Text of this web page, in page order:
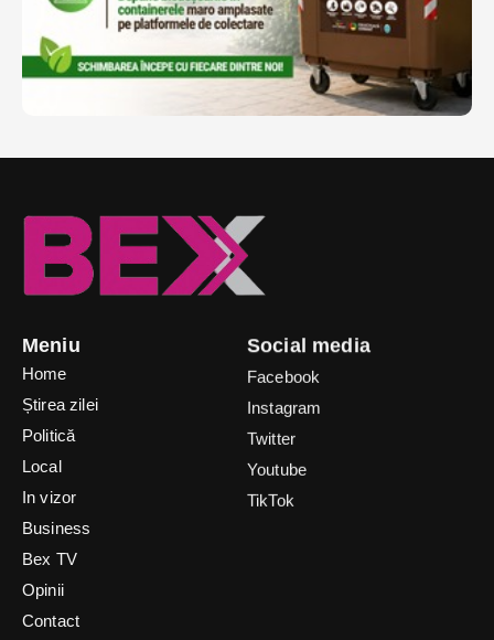
Meniu
Home
Știrea zilei
Politică
Local
In vizor
Business
Bex TV
Opinii
Contact
Social media
Facebook
Instagram
Twitter
Youtube
TikTok